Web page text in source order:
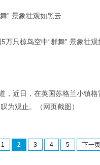
” 景象壮观如黑云
近日，在英国苏格兰小镇格
为观止。（网页截图）
1 2 3 4 5 下一页